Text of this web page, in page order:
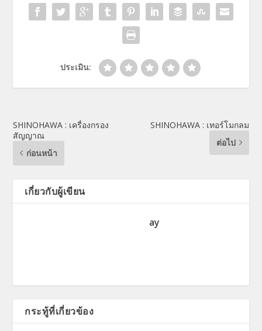
ประเมิน:
SHINOHAWA : เครื่องกรอง
สัญญาณ
ก่อนหน้า
SHINOHAWA : เทอร์โมกลม
ต่อไป
เกี่ยวกับผู้เขียน
ay
กระทู้ที่เกี่ยวข้อง